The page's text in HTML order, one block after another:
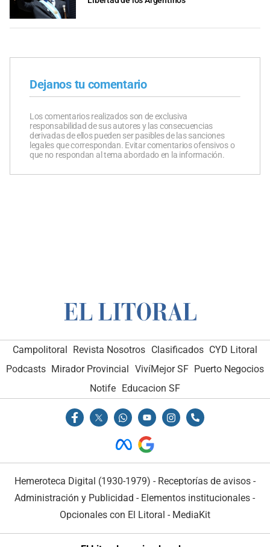
Dejanos tu comentario
Los comentarios realizados son de exclusiva
responsabilidad de sus autores y las consecuencias
derivadas de ellos pueden ser pasibles de las sanciones
legales que correspondan. Evitar comentarios ofensivos o
que no respondan al tema abordado en la información.
Campolitoral Revista Nosotros Clasificados CYD Litoral
Podcasts Mirador Provincial VivíMejor SF Puerto Negocios
Notife Educacion SF
Hemeroteca Digital (1930-1979) - Receptorías de avisos -
Administración y Publicidad - Elementos institucionales -
Opcionales con El Litoral - MediaKit